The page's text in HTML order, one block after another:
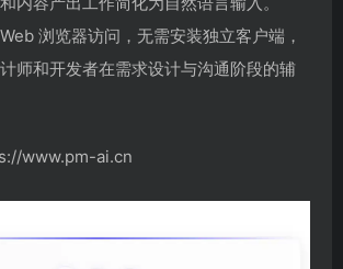
浏览器访问，无需安装独立客户端，
师和开发者在需求设计与沟通阶段的辅
www.pm-ai.cn